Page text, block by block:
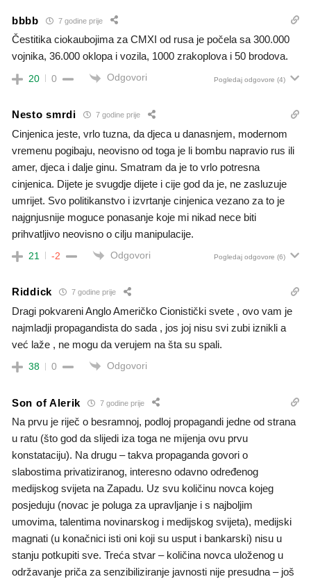
bbbb 7 godine prije
Čestitika ciokaubojima za CMXI od rusa je počela sa 300.000
vojnika, 36.000 oklopa i vozila, 1000 zrakoplova i 50 brodova.
20 0 Odgovori Pogledaj odgovore (4)
Nesto smrdi 7 godine prije
Cinjenica jeste, vrlo tuzna, da djeca u danasnjem, modernom
vremenu pogibaju, neovisno od toga je li bombu napravio rus ili
amer, djeca i dalje ginu. Smatram da je to vrlo potresna
cinjenica. Dijete je svugdje dijete i cije god da je, ne zasluzuje
umrijet. Svo politikanstvo i izvrtanje cinjenica vezano za to je
najgnjusnije moguce ponasanje koje mi nikad nece biti
prihvatljivo neovisno o cilju manipulacije.
21 -2 Odgovori Pogledaj odgovore (6)
Riddick 7 godine prije
Dragi pokvareni Anglo Američko Cionistički svete , ovo vam je
najmladji propagandista do sada , jos joj nisu svi zubi iznikli a
već laže , ne mogu da verujem na šta su spali.
38 0 Odgovori
Son of Alerik 7 godine prije
Na prvu je riječ o besramnoj, podloj propagandi jedne od strana
u ratu (što god da slijedi iza toga ne mijenja ovu prvu
konstataciju). Na drugu – takva propaganda govori o
slabostima privatiziranog, interesno odavno određenog
medijskog svijeta na Zapadu. Uz svu količinu novca kojeg
posjeduju (novac je poluga za upravljanje i s najboljim
umovima, talentima novinarskog i medijskog svijeta), medijski
magnati (u konačnici isti oni koji su usput i bankarski) nisu u
stanju potkupiti sve. Treća stvar – količina novca uloženog u
održavanje priča za senzibiliziranje javnosti nije presudna – još